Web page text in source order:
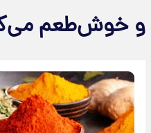
و خوش‌طعم